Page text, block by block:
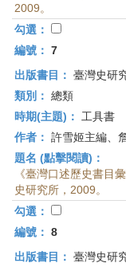
2009。
勾選：
編號： 7
出版書目： 臺灣史研
類別： 總類
時期(主題)：
工具書
作者： 許雪姬主編、
題名 (點擊閱讀)：
《臺灣口述歷史書目
史研究所，2009。
勾選：
編號： 8
出版書目： 臺灣史研